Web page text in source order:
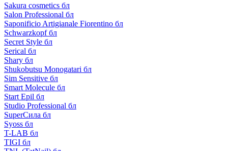
Sakura cosmetics бл
Salon Professional бл
Saponificio Artigianale Fiorentino бл
Schwarzkopf бл
Secret Style бл
Serical бл
Shary бл
Shukobutsu Monogatari бл
Sim Sensitive бл
Smart Molecule бл
Start Epil бл
Studio Professional бл
SuperСила бл
Syoss бл
T-LAB бл
TIGI бл